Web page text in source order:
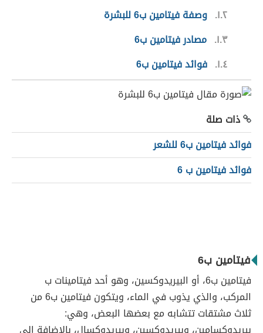
١.٢ وصفة فيتامين ب6 للبشرة
١.٣ مصادر فيتامين ب6
١.٤ فوائد فيتامين ب6
ذات صلة
فوائد فيتامين ب6 للشعر
فوائد فيتامين ب 6
فيتامين ب6
فيتامين ب6، أو البيريدوكسين، وهو أحد فيتامينات ب
المركب، والذي يذوب في الماء، ويتكون فيتامين ب6 من
ثلاث مشتقات تتشابه مع بعضها البعض، وهي: